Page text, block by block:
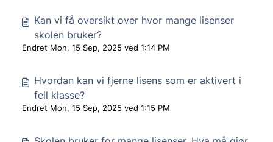
Kan vi få oversikt over hvor mange lisenser
skolen bruker?
Endret Mon, 15 Sep, 2025 ved 1:14 PM
Hvordan kan vi fjerne lisens som er aktivert i
feil klasse?
Endret Mon, 15 Sep, 2025 ved 1:15 PM